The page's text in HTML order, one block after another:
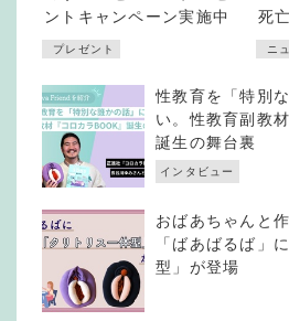
ントキャンペーン実施中
プレゼント
死
ニ
性教育を「特別
い。性教育副教
誕生の舞台裏
インタビュー
おばあちゃんと
「ばあばるば」
型」が登場